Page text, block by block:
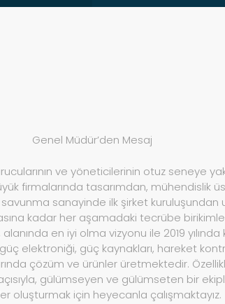
Genel Müdür’den Mesaj
ve yöneticilerinin otuz seneye
firmalarında tasarımdan, mühendislik
sanayinde ilk şirket kuruluşundan
kadar her aşamadaki tecrübe
en iyi olma vizyonu ile 2019 yılında
elektroniği, güç kaynakları, hareket
çözüm ve ürünler üretmektedir.
gülümseyen ve gülümseten bir
oluşturmak için heyecanla çalışmaktayız.